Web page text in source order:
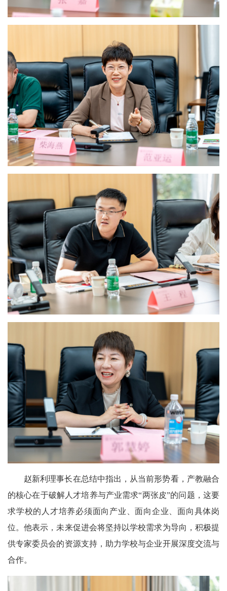
赵新利理事长在总结中指出，从当前形势看，产教融合
的核心在于破解人才培养与产业需求“两张皮”的问题，这要
求学校的人才培养必须面向产业、面向企业、面向具体岗
位。他表示，未来促进会将坚持以学校需求为导向，积极提
供专家委员会的资源支持，助力学校与企业开展深度交流与
合作。